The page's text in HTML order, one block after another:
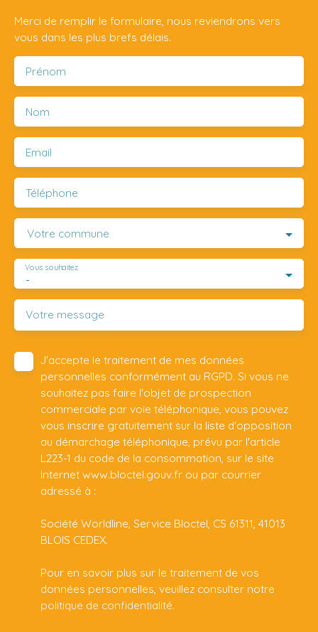
Merci de remplir le formulaire, nous reviendrons vers
vous dans les plus brefs délais.
Prénom
Nom
Email
Téléphone
Votre commune
-
Vous souhaitez
Votre message
J'accepte le traitement de mes données
personnelles conformément au RGPD. Si vous ne
souhaitez pas faire l'objet de prospection
commerciale par voie téléphonique, vous pouvez
vous inscrire gratuitement sur la liste d'opposition
au démarchage téléphonique, prévu par l'article
L223-1 du code de la consommation, sur le site
Internet www.bloctel.gouv.fr ou par courrier
adressé à :
Société Worldline, Service Bloctel, CS 61311, 41013
BLOIS CEDEX.
Pour en savoir plus sur le traitement de vos
données personnelles, veuillez consulter notre
politique de confidentialité.